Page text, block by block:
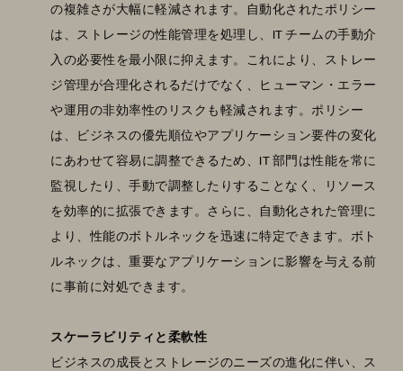
の複雑さが大幅に軽減されます。自動化されたポリシー
は、ストレージの性能管理を処理し、IT チームの手動介
入の必要性を最小限に抑えます。これにより、ストレー
ジ管理が合理化されるだけでなく、ヒューマン・エラー
や運用の非効率性のリスクも軽減されます。ポリシー
は、ビジネスの優先順位やアプリケーション要件の変化
にあわせて容易に調整できるため、IT 部門は性能を常に
監視したり、手動で調整したりすることなく、リソース
を効率的に拡張できます。さらに、自動化された管理に
より、性能のボトルネックを迅速に特定できます。ボト
ルネックは、重要なアプリケーションに影響を与える前
に事前に対処できます。
スケーラビリティと柔軟性
ビジネスの成長とストレージのニーズの進化に伴い、ス